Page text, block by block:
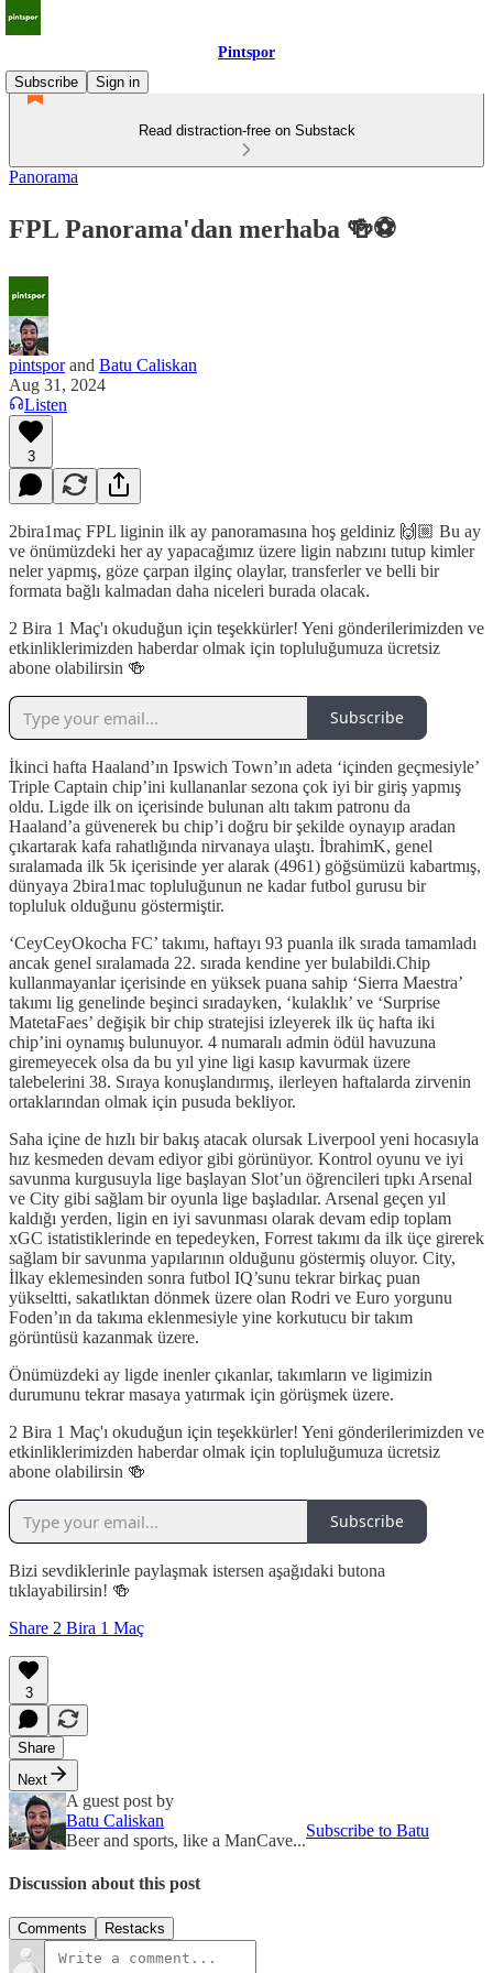
Pintspor
Subscribe
Sign in
Read distraction-free on Substack
Panorama
FPL Panorama'dan merhaba 🍻⚽️
pintsporand Batu Caliskan
Aug 31, 2024
Listen
3
2bira1maç FPL liginin ilk ay panoramasına hoş geldiniz 🙌🏼 Bu ay
ve önümüzdeki her ay yapacağımız üzere ligin nabzını tutup kimler
neler yapmış, göze çarpan ilginç olaylar, transferler ve belli bir
formata bağlı kalmadan daha niceleri burada olacak.
2 Bira 1 Maç'ı okuduğun için teşekkürler! Yeni gönderilerimizden ve
etkinliklerimizden haberdar olmak için topluluğumuza ücretsiz
abone olabilirsin 🍻
Subscribe
İkinci hafta Haaland’ın Ipswich Town’ın adeta ‘içinden geçmesiyle’
Triple Captain chip’ini kullananlar sezona çok iyi bir giriş yapmış
oldu. Ligde ilk on içerisinde bulunan altı takım patronu da
Haaland’a güvenerek bu chip’i doğru bir şekilde oynayıp aradan
çıkartarak kafa rahatlığında nirvanaya ulaştı. İbrahimK, genel
sıralamada ilk 5k içerisinde yer alarak (4961) göğsümüzü kabartmış,
dünyaya 2bira1mac topluluğunun ne kadar futbol gurusu bir
topluluk olduğunu göstermiştir.
‘CeyCeyOkocha FC’ takımı, haftayı 93 puanla ilk sırada tamamladı
ancak genel sıralamada 22. sırada kendine yer bulabildi.Chip
kullanmayanlar içerisinde en yüksek puana sahip ‘Sierra Maestra’
takımı lig genelinde beşinci sıradayken, ‘kulaklık’ ve ‘Surprise
MatetaFaes’ değişik bir chip stratejisi izleyerek ilk üç hafta iki
chip’ini oynamış bulunuyor. 4 numaralı admin ödül havuzuna
giremeyecek olsa da bu yıl yine ligi kasıp kavurmak üzere
talebelerini 38. Sıraya konuşlandırmış, ilerleyen haftalarda zirvenin
ortaklarından olmak için pusuda bekliyor.
Saha içine de hızlı bir bakış atacak olursak Liverpool yeni hocasıyla
hız kesmeden devam ediyor gibi görünüyor. Kontrol oyunu ve iyi
savunma kurgusuyla lige başlayan Slot’un öğrencileri tıpkı Arsenal
ve City gibi sağlam bir oyunla lige başladılar. Arsenal geçen yıl
kaldığı yerden, ligin en iyi savunması olarak devam edip toplam
xGC istatistiklerinde en tepedeyken, Forrest takımı da ilk üçe girerek
sağlam bir savunma yapılarının olduğunu göstermiş oluyor. City,
İlkay eklemesinden sonra futbol IQ’sunu tekrar birkaç puan
yükseltti, sakatlıktan dönmek üzere olan Rodri ve Euro yorgunu
Foden’ın da takıma eklenmesiyle yine korkutucu bir takım
görüntüsü kazanmak üzere.
Önümüzdeki ay ligde inenler çıkanlar, takımların ve ligimizin
durumunu tekrar masaya yatırmak için görüşmek üzere.
2 Bira 1 Maç'ı okuduğun için teşekkürler! Yeni gönderilerimizden ve
etkinliklerimizden haberdar olmak için topluluğumuza ücretsiz
abone olabilirsin 🍻
Subscribe
Bizi sevdiklerinle paylaşmak istersen aşağıdaki butona
tıklayabilirsin! 🍻
Share 2 Bira 1 Maç
3
Share
Next
A guest post by
Batu Caliskan
Beer and sports, like a ManCave...
Subscribe to Batu
Discussion about this post
Comments Restacks